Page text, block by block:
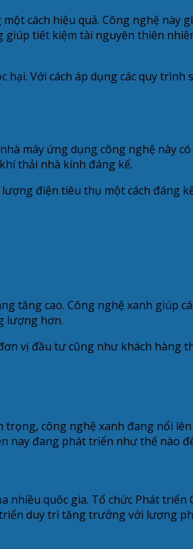
cách hiệu quả. Công nghệ này
tiết kiệm tài nguyên thiên
Với cách áp dụng các quy
máy ứng dụng công nghệ này
thải nhà kính đáng kể.
điện tiêu thụ một cách đáng
tăng cao. Công nghệ xanh giúp
lượng hơn.
vị đầu tư cũng như khách
công nghệ xanh đang nổi
nay đang phát triển như thế nào
quốc gia. Tổ chức Phát triển
duy trì tăng trưởng với lượng